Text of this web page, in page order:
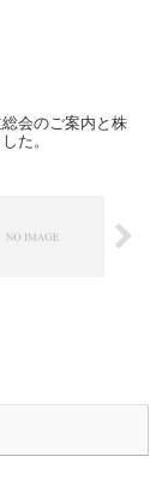
会のご案内と株
た。